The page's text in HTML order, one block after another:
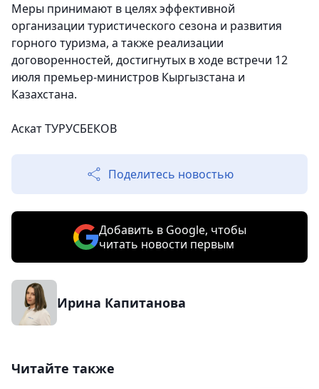
Меры принимают в целях эффективной
организации туристического сезона и развития
горного туризма, а также реализации
договоренностей, достигнутых в ходе встречи 12
июля премьер-министров Кыргызстана и
Казахстана.
Аскат ТУРУСБЕКОВ
Поделитесь новостью
Добавить в Google, чтобы
читать новости первым
Ирина Капитанова
Читайте также